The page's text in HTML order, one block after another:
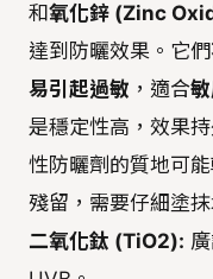
和氧化鋅 (Zinc
達到防曬效果。它們
易引起過敏 ，適合
是穩定性高，效果
性防曬劑的質地可
殘留，需要仔細塗抹
二氧化鈦 (TiO2):